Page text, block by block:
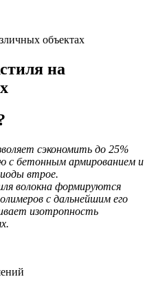
объектах
на
сэкономить до 25%
с бетонным армированием и
втрое.
волокна формируются
с дальнейшим его
изотропность